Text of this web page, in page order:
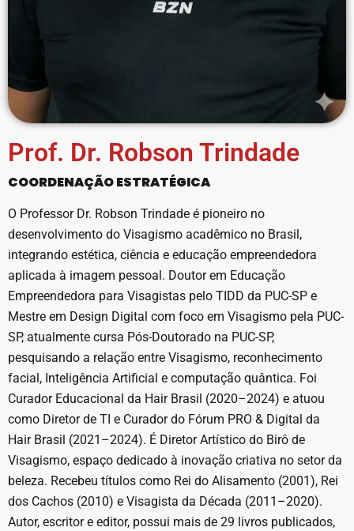
Prof. Dr. Robson Trindade
COORDENAÇÃO ESTRATÉGICA
O Professor Dr. Robson Trindade é pioneiro no
desenvolvimento do Visagismo acadêmico no Brasil,
integrando estética, ciência e educação empreendedora
aplicada à imagem pessoal. Doutor em Educação
Empreendedora para Visagistas pelo TIDD da PUC-SP e
Mestre em Design Digital com foco em Visagismo pela PUC-
SP, atualmente cursa Pós-Doutorado na PUC-SP,
pesquisando a relação entre Visagismo, reconhecimento
facial, Inteligência Artificial e computação quântica. Foi
Curador Educacional da Hair Brasil (2020–2024) e atuou
como Diretor de TI e Curador do Fórum PRO & Digital da
Hair Brasil (2021–2024). É Diretor Artístico do Birô de
Visagismo, espaço dedicado à inovação criativa no setor da
beleza. Recebeu títulos como Rei do Alisamento (2001), Rei
dos Cachos (2010) e Visagista da Década (2011–2020).
Autor, escritor e editor, possui mais de 29 livros publicados,